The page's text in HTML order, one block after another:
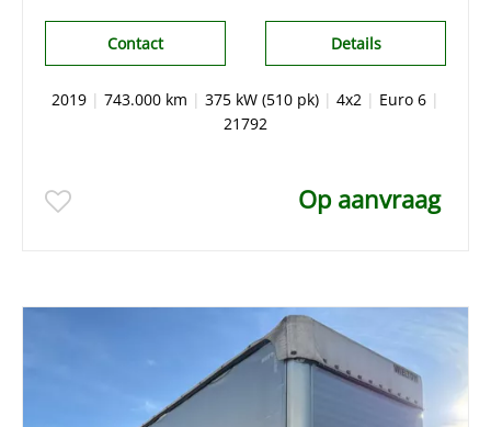
Details
Contact
2019 | 743.000 km | 375 kW (510 pk) | 4x2 | Euro 6 |
21792
Op aanvraag